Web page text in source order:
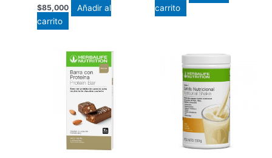
$85,000
Añadir al
carrito
carrito